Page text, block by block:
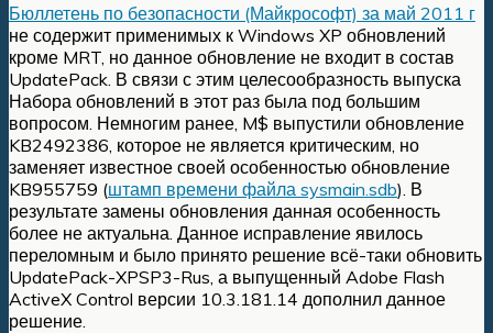
Бюллетень по безопасности (Майкрософт) за май 2011 г
не содержит применимых к Windows XP обновлений
кроме MRT, но данное обновление не входит в состав
UpdatePack. В связи с этим целесообразность выпуска
Набора обновлений в этот раз была под большим
вопросом. Немногим ранее, M$ выпустили обновление
KB2492386, которое не является критическим, но
заменяет известное своей особенностью обновление
KB955759 (штамп времени файла sysmain.sdb). В
результате замены обновления данная особенность
более не актуальна. Данное исправление явилось
переломным и было принято решение всё-таки обновить
UpdatePack-XPSP3-Rus, а выпущенный Adobe Flash
ActiveX Control версии 10.3.181.14 дополнил данное
решение.